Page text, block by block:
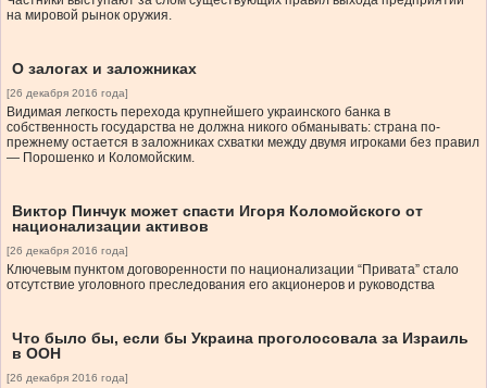
на мировой рынок оружия.
О залогах и заложниках
[26 декабря 2016 года]
Видимая легкость перехода крупнейшего украинского банка в
собственность государства не должна никого обманывать: страна по-
прежнему остается в заложниках схватки между двумя игроками без правил
— Порошенко и Коломойским.
Виктор Пинчук может спасти Игоря Коломойского от
национализации активов
[26 декабря 2016 года]
Ключевым пунктом договоренности по национализации “Привата” стало
отсутствие уголовного преследования его акционеров и руководства
Что было бы, если бы Украина проголосовала за Израиль
в ООН
[26 декабря 2016 года]